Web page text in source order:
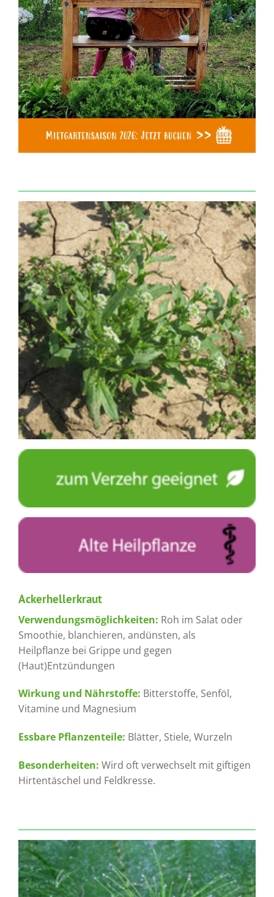
Ackerhellerkraut
Verwendungsmöglichkeiten: Roh im Salat oder
Smoothie, blanchieren, andünsten, als
Heilpflanze bei Grippe und gegen
(Haut)Entzündungen
Wirkung und Nährstoffe: Bitterstoffe, Senföl,
Vitamine und Magnesium
Essbare Pflanzenteile: Blätter, Stiele, Wurzeln
Besonderheiten: Wird oft verwechselt mit giftigen
Hirtentäschel und Feldkresse.